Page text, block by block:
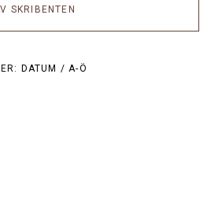
SKRIBENTEN
DATUM /A-Ö